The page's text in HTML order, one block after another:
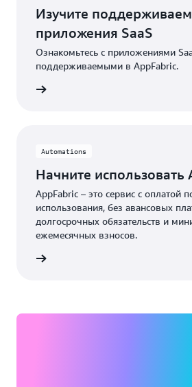
Изучите
приложения SaaS
Ознакомьтесь с приложениями
поддерживаемыми в AppFabric.
Automations
Начните использовать
AppFabric – это сервис с оплатой
использования, без авансовых
долгосрочных обязательств и
ежемесячных взносов.